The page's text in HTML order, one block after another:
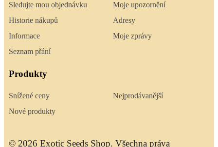
Sledujte mou objednávku
Historie nákupů
Informace
Seznam přání
Moje upozornění
Adresy
Moje zprávy
Produkty
Snížené ceny
Nové produkty
Nejprodávanější
© 2026 Exotic Seeds Shop. Všechna práva